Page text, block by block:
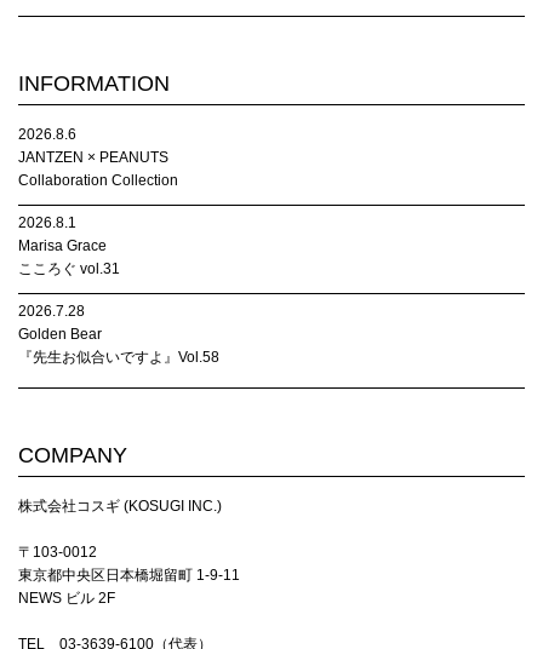
INFORMATION
2026.8.6
JANTZEN × PEANUTS
Collaboration Collection
2026.8.1
Marisa Grace
こころぐ vol.31
2026.7.28
Golden Bear
『先生お似合いですよ』Vol.58
COMPANY
株式会社コスギ (KOSUGI INC.)
〒103-0012
東京都中央区日本橋堀留町 1-9-11
NEWS ビル 2F
TEL 03-3639-6100（代表）